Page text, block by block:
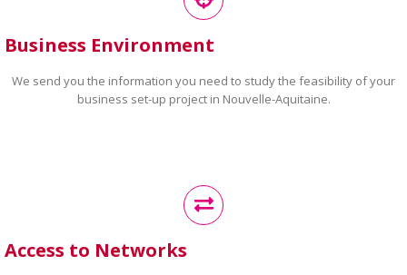
Business Environment
We send you the information you need to study the feasibility of your
business set-up project in Nouvelle-Aquitaine.
Access to Networks